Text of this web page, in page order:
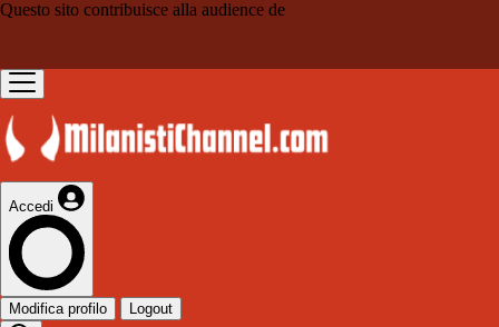
Questo sito contribuisce alla audience de
Accedi
Modifica profilo Logout